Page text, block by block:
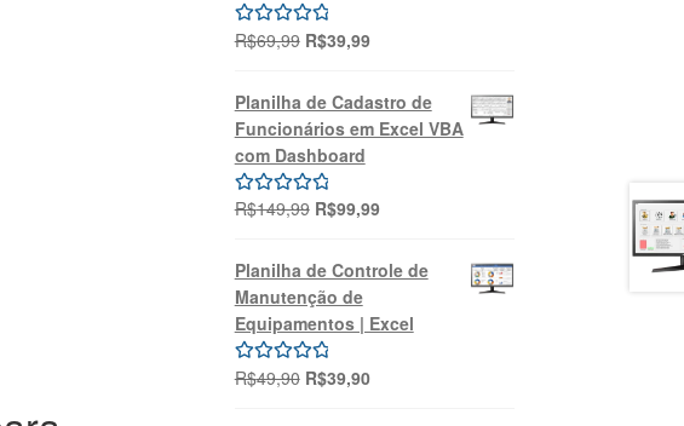
Avaliação
R$69,99 O
original
era:
R$69,99.
R$39,99O
é:
R$39,99.
Planilha de Cadastro de
Funcionários em Excel VBA
com Dashboard
Avaliação
R$149,99 O
original
era:
R$149,99.
R$99,99O
atual
é:
R$99,99.
Planilha de Controle de
Manutenção de
Equipamentos | Excel
Avaliação
R$49,90 O
R$39,90O